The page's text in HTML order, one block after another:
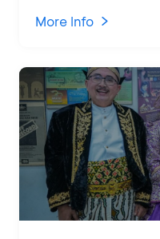
Various Regions
More Info